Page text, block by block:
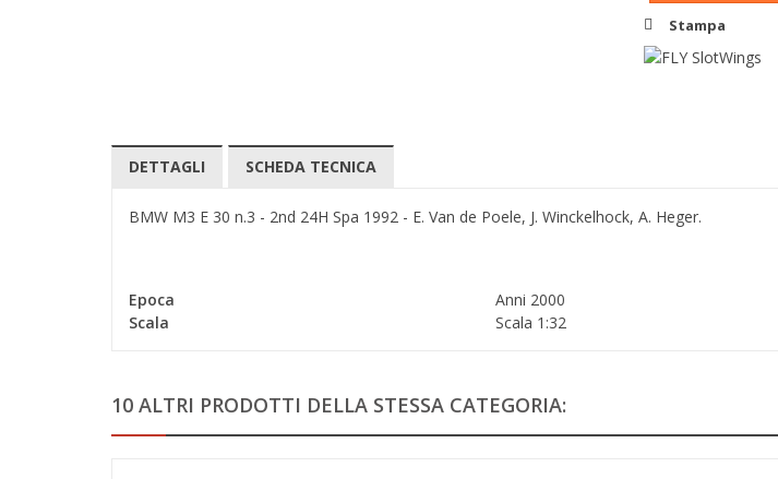
Stampa
DETTAGLI SCHEDA TECNICA
BMW M3 E 30 n.3 - 2nd 24H Spa 1992 - E. Van de Poele, J. Winckelhock, A. Heger.
Epoca
Anni 2000
Scala
Scala 1:32
10 ALTRI PRODOTTI DELLA STESSA CATEGORIA: